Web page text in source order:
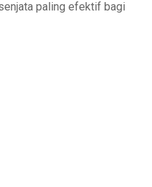
paling efektif bagi